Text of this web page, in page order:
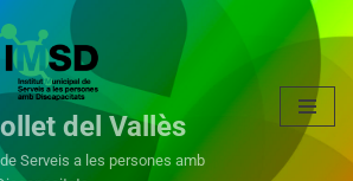
del Vallès
Serveis a les persones amb